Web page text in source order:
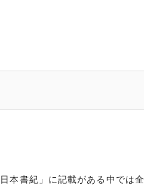
本書紀」に記載がある中では全